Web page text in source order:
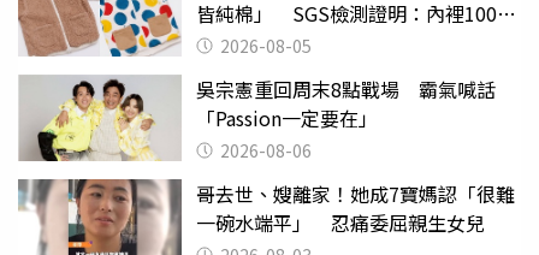
皆純棉」 SGS檢測證明：內裡100%
聚酯纖維
2026-08-05
吳宗憲重回周末8點戰場 霸氣喊話
「Passion一定要在」
2026-08-06
哥去世、嫂離家！她成7寶媽認「很難
一碗水端平」 忍痛委屈親生女兒